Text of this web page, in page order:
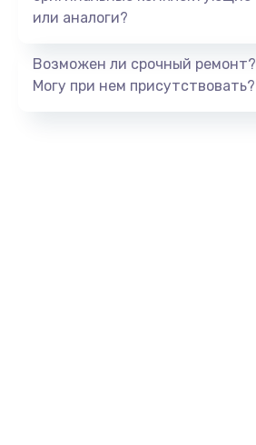
Заказать
или аналоги?
Возможен ли срочный ремонт?
Могу при нем присутствовать?